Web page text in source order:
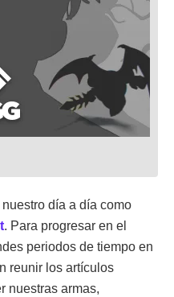
día a día como
. Para progresar en el
periodos de tiempo en
reunir los artículos
nuestras armas,